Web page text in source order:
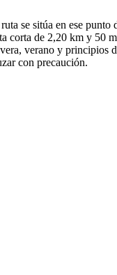
se sitúa en ese
corta de 2,20 km y 50
verano y principios
con precaución.